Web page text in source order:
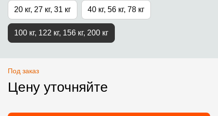
20 кг, 27 кг, 31 кг 40 кг, 56 кг, 78 кг
100 кг, 122 кг, 156 кг, 200 кг
Под заказ
Цену уточняйте